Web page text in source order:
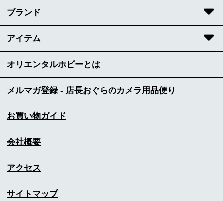
ブランド
アイテム
オリエンタルホビーとは
メルマガ登録 - 店長おぐらのカメラ用品便り
お買い物ガイド
会社概要
アクセス
サイトマップ